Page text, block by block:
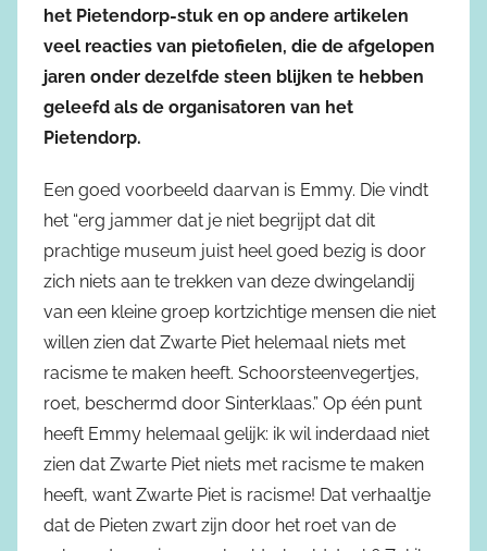
het Pietendorp-stuk en op andere artikelen
veel reacties van pietofielen, die de afgelopen
jaren onder dezelfde steen blijken te hebben
geleefd als de organisatoren van het
Pietendorp.
Een goed voorbeeld daarvan is Emmy. Die vindt
het “erg jammer dat je niet begrijpt dat dit
prachtige museum juist heel goed bezig is door
zich niets aan te trekken van deze dwingelandij
van een kleine groep kortzichtige mensen die niet
willen zien dat Zwarte Piet helemaal niets met
racisme te maken heeft. Schoorsteenvegertjes,
roet, beschermd door Sinterklaas.” Op één punt
heeft Emmy helemaal gelijk: ik wil inderdaad niet
zien dat Zwarte Piet niets met racisme te maken
heeft, want Zwarte Piet is racisme! Dat verhaaltje
dat de Pieten zwart zijn door het roet van de